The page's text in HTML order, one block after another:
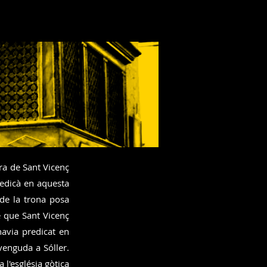
de Sant Vicenç
en aquesta
la trona posa
Sant Vicenç
predicat en
a Sóller.
l'església gòtica